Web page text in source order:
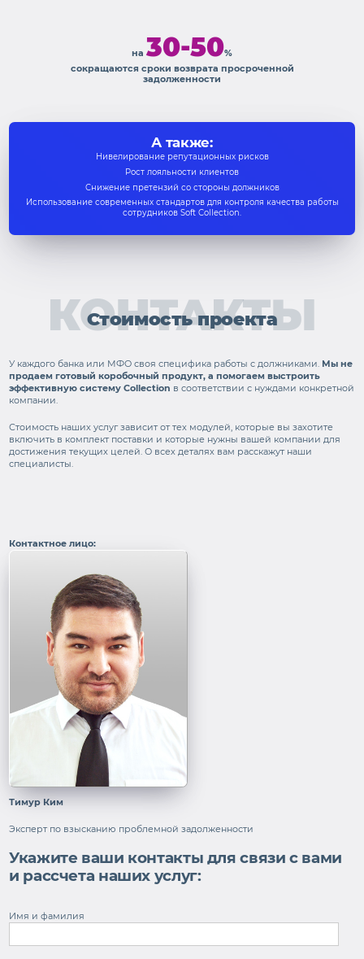
на 30-50%
сокращаются сроки возврата просроченной
задолженности
А также:
Нивелирование репутационных рисков
Рост лояльности клиентов
Снижение претензий со стороны должников
Использование современных стандартов для контроля качества работы
сотрудников Soft Collection.
КОНТАКТЫ
Стоимость проекта
У каждого банка или МФО своя специфика работы с должниками. Мы не
продаем готовый коробочный продукт, а помогаем выстроить
эффективную систему Collection в соответствии с нуждами конкретной
компании.
Стоимость наших услуг зависит от тех модулей, которые вы захотите
включить в комплект поставки и которые нужны вашей компании для
достижения текущих целей. О всех деталях вам расскажут наши
специалисты.
Контактное лицо:
Тимур Ким
Эксперт по взысканию проблемной задолженности
Укажите ваши контакты для связи с вами
и рассчета наших услуг:
Имя и фамилия